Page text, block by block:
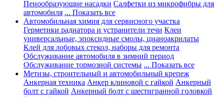
Пенообразующие насадки Салфетки из микрофибры для
автомобиля ... Показать все
Автомобильная химия для сервисного участка
Герметики радиатора и устранители течи Клеи
универсальные, эпоксидные смолы, цианоакрилаты
Клей для лобовых стекол, наборы для ремонта
Обслуживание автомобиля в зимний период
Обслуживание тормозной системы ... Показать все
Метизы, строительный и автомобильный крепеж
Анкерная техника Анкер клиновой с гайкой Анкерный
болт с гайкой Анкерный болт с шестигранной головкой